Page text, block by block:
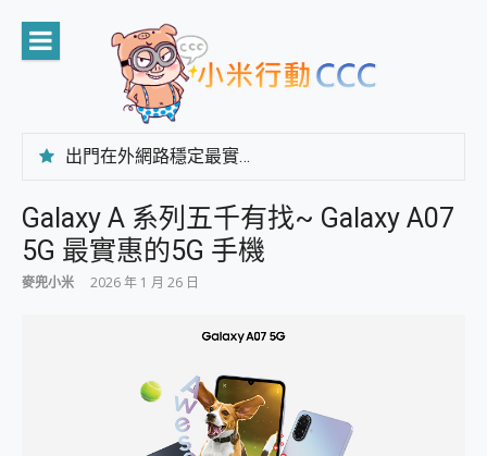
content
出門在外網路穩定最實在 「台灣大哥大」榮獲 4G/5G 在線率全球 NO.3 全台第一與全台六冠王實測心得，走到哪順到哪！
CP 值天花板~ Bongcom BS5 足球君開箱~ 短焦投影機 3千元就能擁有！ 折扣碼在這～
專為 PC上的 XBOX和掌機設計的 FireCuda X1070 SSD 固態硬碟開箱 評測
台灣製攝影機在這裡，100%全無線設計 SpotCam Solo Eco 太陽能防水雲端攝影機 SpotCam Solo 3 2.5K高畫質戶外攝影機 開箱 評測
AI 支付 一錶搞定大小事 Xiaomi Watch 5 開箱 評測
超驚艷 讓人一眼就愛上 LENOVO 聯想 Yoga Book 9 14吋 AI輕薄筆電 開箱 評測
美到讓人超想擁有 moto pad 60 系列 與 Moto | Swarovski razr 60 冰藍限定版本 開箱 評測
好用的 EaseUS Partition Master 讓您輕鬆的移除與格式化有防寫保護的隨身碟或SD卡
一鍵修復模糊影片、舊照的 AI 好幫手! VideoProc Converter AI 新版全解析 × 年末優惠，一篇全看懂
Galaxy A 系列五千有找~ Galaxy A07
5G 最實惠的5G 手機
麥兜小米 2026 年 1 月 26 日